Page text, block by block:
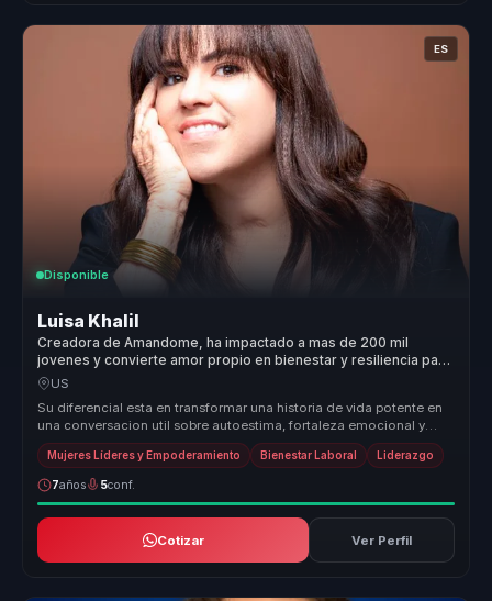
ES
Disponible
Luisa Khalil
Creadora de Amandome, ha impactado a mas de 200 mil
jovenes y convierte amor propio en bienestar y resiliencia para
equipos.
US
Su diferencial esta en transformar una historia de vida potente en
una conversacion util sobre autoestima, fortaleza emocional y
accion. ...
Mujeres Líderes y Empoderamiento Bienestar Laboral Liderazgo
7años 5conf.
Cotizar Ver Perfil